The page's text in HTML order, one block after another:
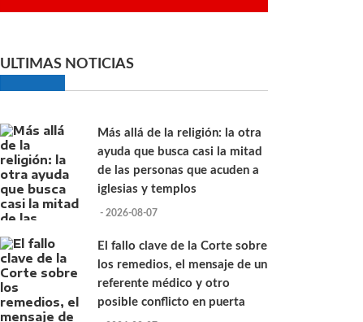
ULTIMAS NOTICIAS
Más allá de la religión: la otra
ayuda que busca casi la mitad
de las personas que acuden a
iglesias y templos
- 2026-08-07
El fallo clave de la Corte sobre
los remedios, el mensaje de un
referente médico y otro
posible conflicto en puerta